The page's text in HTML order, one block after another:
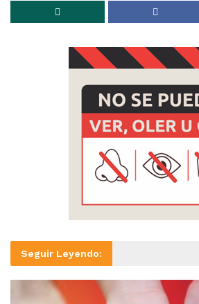
Seguir Leyendo: